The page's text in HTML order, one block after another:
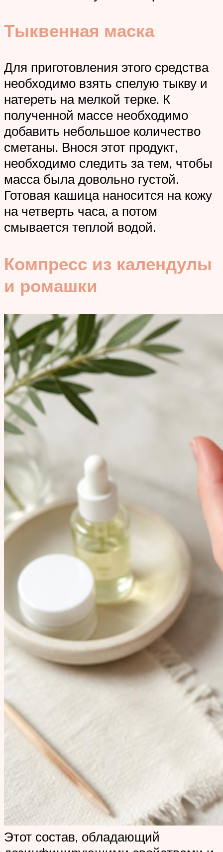
Тыквенная маска
Для приготовления этого средства
необходимо взять спелую тыкву и
натереть на мелкой терке. К
полученной массе необходимо
добавить небольшое количество
сметаны. Внося этот продукт,
необходимо следить за тем, чтобы
масса была довольно густой.
Готовая кашица наносится на кожу
на четверть часа, а потом
смывается теплой водой.
Компресс из календулы
и ромашки
Этот состав, обладающий